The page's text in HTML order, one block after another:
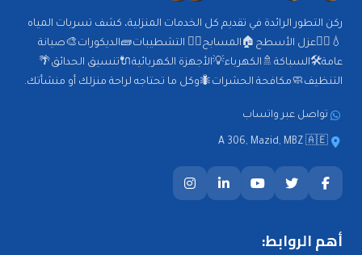
ركن التطور الرائدة في تقديم كل الخدمات المنزلية، كشف تسربات المياه
💧🕵️‍♂️عزل الأسطح🏠المسابح🏊‍♂️ التشطيبات🧱الديكورات🎨صيانة
عامة🛠️السباكة🚿الكهرباء💡الأجهزة الكهربائية🔌تنسيق الحدائق🌴
التنظيف🧼مكافحة الحشرات🐜وكل ما تحتاجه لراحة منزلك أو منشأتك.
تواصل عبر واتساب
A 306, Mazid, MBZ 🇦🇪
أهم الروابط: